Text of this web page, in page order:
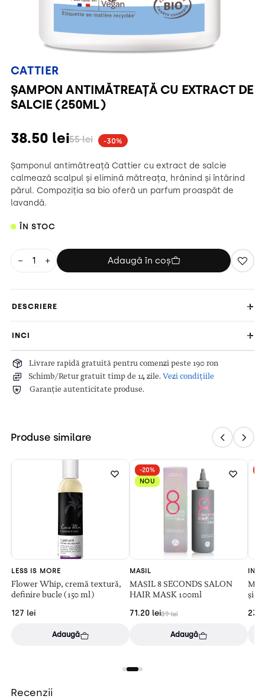
CATTIER
ȘAMPON ANTIMĂTREAȚĂ CU EXTRACT DE
SALCIE (250ML)
55lei
38.50 lei -30%
Șamponul antimătreață Cattier cu extract de salcie
calmează scalpul și elimină mătreața, hrănind și întărind
părul. Compoziția sa bio oferă un parfum proaspăt de
lavandă.
ÎN STOC
− + Adaugă în coș
DESCRIERE
INCI
Livrare rapidă gratuită pentru comenzi peste 190 ron
Schimb/Retur gratuit timp de 14 zile. Vezi condițiile
Garanție autenticitate produse.
Produse similare
LESS IS MORE
Flower Whip, cremă textură,
definire bucle (150 ml)
127 lei
Adaugă
-20%
NOU
MASIL
MASIL 8 SECONDS SALON
HAIR MASK 100ml
89lei
71.20 lei
Adaugă
și
Recenzii